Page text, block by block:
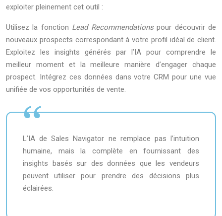
exploiter pleinement cet outil :
Utilisez la fonction Lead Recommendationspour découvrir de
nouveaux prospects correspondant à votre profil idéal de client.
Exploitez les insights générés par l’IA pour comprendre le
meilleur moment et la meilleure manière d’engager chaque
prospect. Intégrez ces données dans votre CRM pour une vue
unifiée de vos opportunités de vente.
L’IA de Sales Navigator ne remplace pas l’intuition
humaine, mais la complète en fournissant des
insights basés sur des données que les vendeurs
peuvent utiliser pour prendre des décisions plus
éclairées.